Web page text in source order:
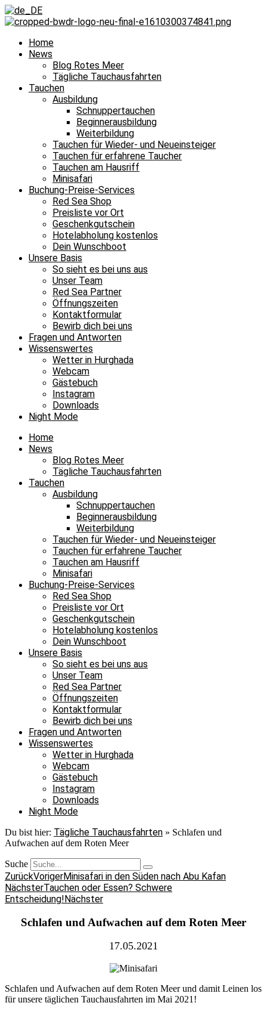
Home
News
Blog Rotes Meer
Tägliche Tauchausfahrten
Tauchen
Ausbildung
Schnuppertauchen
Beginnerausbildung
Weiterbildung
Tauchen für Wieder- und Neueinsteiger
Tauchen für erfahrene Taucher
Tauchen am Hausriff
Minisafari
Buchung-Preise-Services
Red Sea Shop
Preisliste vor Ort
Geschenkgutschein
Hotelabholung kostenlos
Dein Wunschboot
Unsere Basis
So sieht es bei uns aus
Unser Team
Red Sea Partner
Öffnungszeiten
Kontaktformular
Bewirb dich bei uns
Fragen und Antworten
Wissenswertes
Wetter in Hurghada
Webcam
Gästebuch
Instagram
Downloads
Night Mode
Home
News
Blog Rotes Meer
Tägliche Tauchausfahrten
Tauchen
Ausbildung
Schnuppertauchen
Beginnerausbildung
Weiterbildung
Tauchen für Wieder- und Neueinsteiger
Tauchen für erfahrene Taucher
Tauchen am Hausriff
Minisafari
Buchung-Preise-Services
Red Sea Shop
Preisliste vor Ort
Geschenkgutschein
Hotelabholung kostenlos
Dein Wunschboot
Unsere Basis
So sieht es bei uns aus
Unser Team
Red Sea Partner
Öffnungszeiten
Kontaktformular
Bewirb dich bei uns
Fragen und Antworten
Wissenswertes
Wetter in Hurghada
Webcam
Gästebuch
Instagram
Downloads
Night Mode
Du bist hier: Tägliche Tauchausfahrten » Schlafen und
Aufwachen auf dem Roten Meer
Suche
ZurückVorigerMinisafari in den Süden nach Abu Kafan
NächsterTauchen oder Essen? Schwere
Entscheidung!Nächster
Schlafen und Aufwachen auf dem Roten Meer
17.05.2021
Schlafen und Aufwachen auf dem Roten Meer und damit Leinen los
für unsere täglichen Tauchausfahrten im Mai 2021!